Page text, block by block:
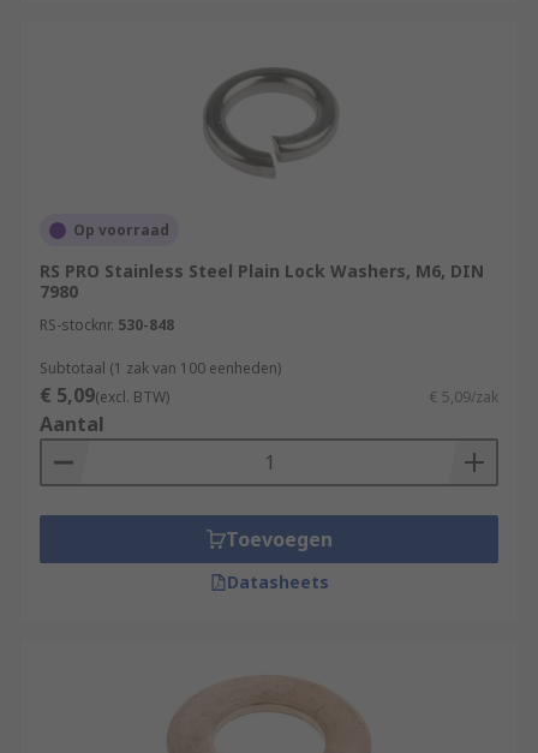
Op voorraad
RS PRO Stainless Steel Plain Lock Washers, M6, DIN
7980
RS-stocknr. 530-848
Subtotaal (1 zak van 100 eenheden)
€ 5,09(excl. BTW) € 5,09/zak
Aantal
Toevoegen
Datasheets